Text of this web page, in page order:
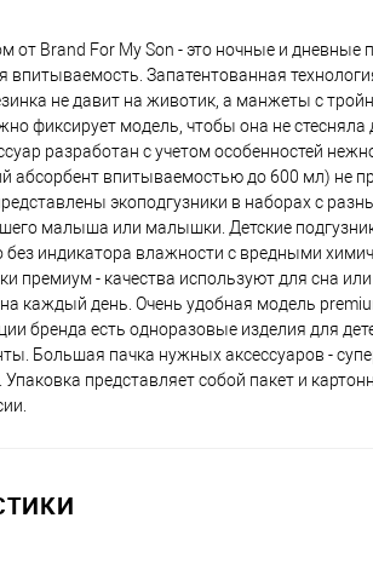
от Brand For My Son - это ночные и
впитываемость. Запатентованная
не давит на животик, а манжеты с
фиксирует модель, чтобы она не
разработан с учетом особенностей
абсорбент впитываемостью до 600 мл) не
экоподгузники в наборах с
малыша или малышки. Детские
без индикатора влажности с вредными
премиум - качества используют для сна
каждый день. Очень удобная модель
бренда есть одноразовые изделия для
Большая пачка нужных аксессуаров -
представляет собой пакет и